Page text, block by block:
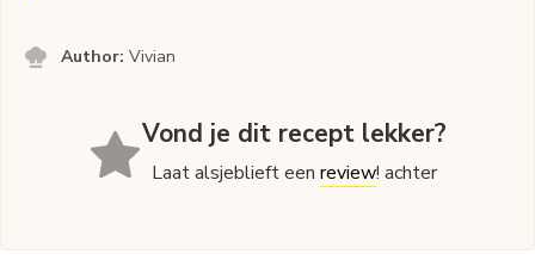
Author:Vivian
Vond je dit recept lekker?
Laat alsjeblieft eenreview! achter